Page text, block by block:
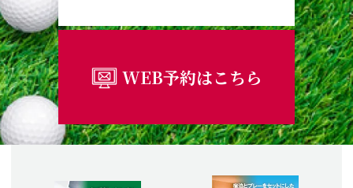
WEB予約はこちら